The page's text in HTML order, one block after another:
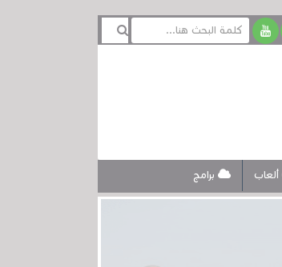
ألعاب برامج